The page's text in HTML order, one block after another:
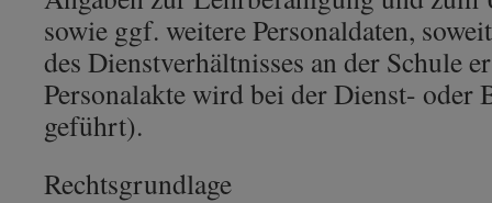
sowie ggf. weitere Personaldaten,
des Dienstverhältnisses an der Schule
Personalakte wird bei der Dienst- oder
geführt).
Rechtsgrundlage